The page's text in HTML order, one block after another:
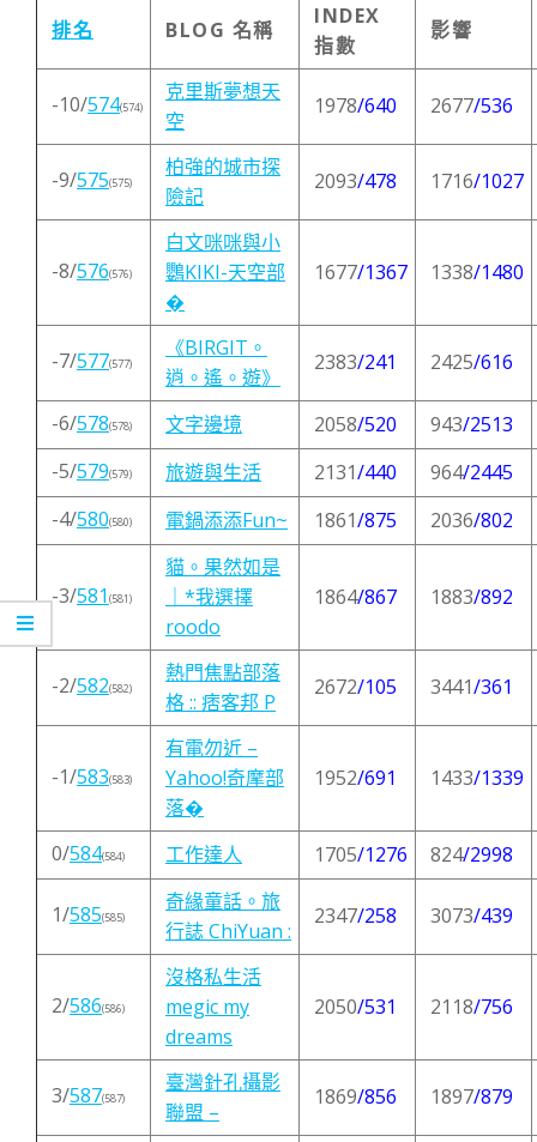
排名 BLOG 名稱
INDEX
指數
影響
-10/574(574)
克里斯夢想天
空
1978/640 2677/536
-9/575(575)
柏強的城市探
險記
2093/478 1716/1027
-8/576(576)
白文咪咪與小
鸚KIKI-天空部
�
1677/1367 1338/1480
-7/577(577)
《BIRGIT。
逍。遙。遊》
2383/241 2425/616
-6/578(578) 文字邊境 2058/520 943/2513
-5/579(579) 旅遊與生活 2131/440 964/2445
-4/580(580) 電鍋添添Fun~ 1861/875 2036/802
-3/581 (581)
貓。果然如是
｜*我選擇
roodo
1864/867 1883/892
-2/582(582)
熱門焦點部落
格 :: 痞客邦 P
2672/105 3441/361
-1/583(583)
有電勿近 –
Yahoo!奇摩部
落�
1952/691 1433/1339
0/584(584) 工作達人 1705/1276 824/2998
1/585(585)
奇緣童話。旅
行誌 ChiYuan :
2347/258 3073/439
2/586(586)
沒格私生活
megic my
dreams
2050/531 2118/756
3/587(587)
臺灣針孔攝影
聯盟 –
1869/856 1897/879